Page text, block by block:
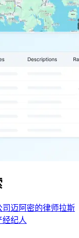
迈阿密的律师拉斯
经纪人